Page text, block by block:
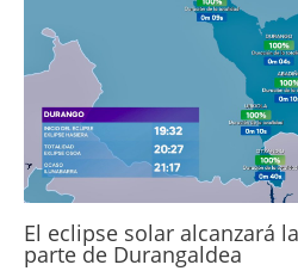
El eclipse solar alcanzará
parte de Durangaldea